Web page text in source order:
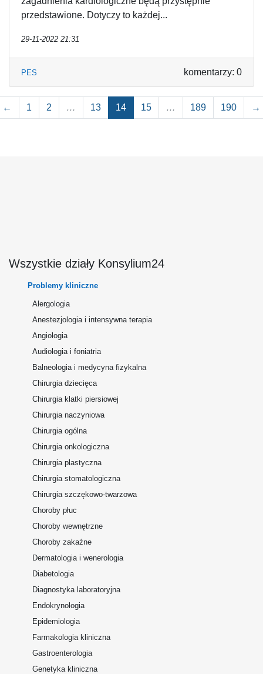
przedstawione. Dotyczy to każdej...
29-11-2022 21:31
PES komentarzy: 0
← 1 2 … 13 14 15 … 189 190 →
Wszystkie działy Konsylium24
Problemy kliniczne
Alergologia
Anestezjologia i intensywna terapia
Angiologia
Audiologia i foniatria
Balneologia i medycyna fizykalna
Chirurgia dziecięca
Chirurgia klatki piersiowej
Chirurgia naczyniowa
Chirurgia ogólna
Chirurgia onkologiczna
Chirurgia plastyczna
Chirurgia stomatologiczna
Chirurgia szczękowo-twarzowa
Choroby płuc
Choroby wewnętrzne
Choroby zakaźne
Dermatologia i wenerologia
Diabetologia
Diagnostyka laboratoryjna
Endokrynologia
Epidemiologia
Farmakologia kliniczna
Gastroenterologia
Genetyka kliniczna